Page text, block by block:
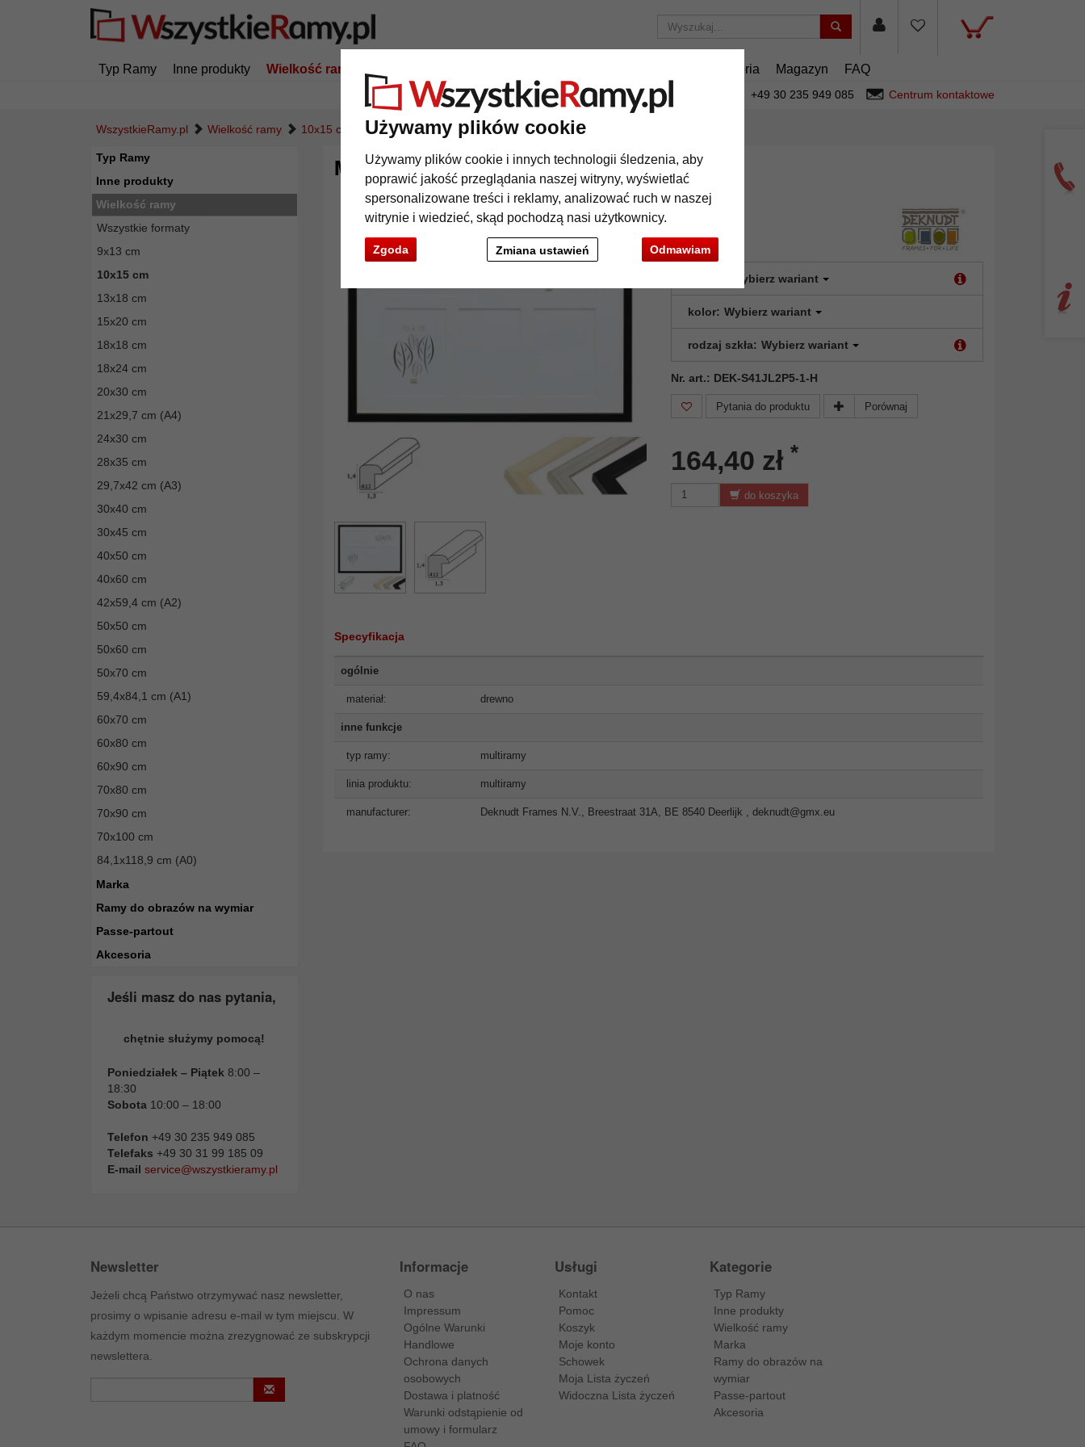
Używamy plików cookie
Używamy plików cookie i innych technologii śledzenia, aby
poprawić jakość przeglądania naszej witryny, wyświetlać
spersonalizowane treści i reklamy, analizować ruch w naszej
witrynie i wiedzieć, skąd pochodzą nasi użytkownicy.
Zgoda Odmawiam
Zmiana ustawień
Typ Ramy Inne produkty Wielkość ramy Akcesoria Magazyn FAQ
Tylko 25,95 zł za wysyłkę. +49 30 235 949 085 Centrum kontaktowe
WszystkieRamy.pl Wielkość ramy 10x15 cm Multiramka Lola na 5 zdjęć
Typ Ramy
Inne produkty
Wielkość ramy
Wszystkie formaty
9x13 cm
10x15 cm
13x18 cm
15x20 cm
18x18 cm
18x24 cm
20x30 cm
21x29,7 cm (A4)
24x30 cm
28x35 cm
29,7x42 cm (A3)
30x40 cm
30x45 cm
40x50 cm
40x60 cm
42x59,4 cm (A2)
50x50 cm
50x60 cm
50x70 cm
59,4x84,1 cm (A1)
60x70 cm
60x80 cm
60x90 cm
70x80 cm
70x90 cm
70x100 cm
84,1x118,9 cm (A0)
Marka
Ramy do obrazów na wymiar
Passe-partout
Akcesoria
Jeśli masz do nas pytania,
chętnie służymy pomocą!
Poniedziałek – Piątek 8:00 –
18:30
Sobota 10:00 – 18:00
Telefon +49 30 235 949 085
Telefaks +49 30 31 99 185 09
E-mail service@wszystkieramy.pl
Multiramka Lola na 5 zdjęć
Wybierz wariant
kolor: Wybierz wariant
rodzaj szkła: Wybierz wariant
Nr. art.: DEK-S41JL2P5-1-H
Pytania do produktu Porównaj
164,40 zł *
do koszyka
Specyfikacja
ogólnie
materiał: drewno
inne funkcje
typ ramy: multiramy
linia produktu: multiramy
manufacturer: Deknudt Frames N.V., Breestraat 31A, BE 8540 Deerlijk , deknudt@gmx.eu
Newsletter
Jeżeli chcą Państwo otrzymywać nasz newsletter,
prosimy o wpisanie adresu e-mail w tym miejscu. W
każdym momencie można zrezygnować ze subskrypcji
newslettera.
Informacje
O nas
Impressum
Ogólne Warunki
Handlowe
Ochrona danych
osobowych
Dostawa i platność
Warunki odstąpienie od
umowy i formularz
Usługi
Kontakt
Pomoc
Koszyk
Moje konto
Schowek
Moja Lista życzeń
Widoczna Lista życzeń
Kategorie
Typ Ramy
Inne produkty
Wielkość ramy
Marka
Ramy do obrazów na
wymiar
Passe-partout
Akcesoria